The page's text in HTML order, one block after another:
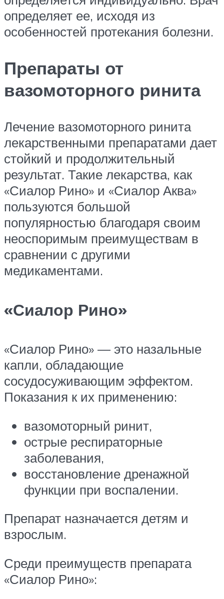
определяет ее, исходя из
особенностей протекания болезни.
Препараты от
вазомоторного ринита
Лечение вазомоторного ринита
лекарственными препаратами дает
стойкий и продолжительный
результат. Такие лекарства, как
«Сиалор Рино» и «Сиалор Аква»
пользуются большой
популярностью благодаря своим
неоспоримым преимуществам в
сравнении с другими
медикаментами.
«Сиалор Рино»
«Сиалор Рино» — это назальные
капли, обладающие
сосудосуживающим эффектом.
Показания к их применению:
вазомоторный ринит,
острые респираторные
заболевания,
восстановление дренажной
функции при воспалении.
Препарат назначается детям и
взрослым.
Среди преимуществ препарата
«Сиалор Рино»: